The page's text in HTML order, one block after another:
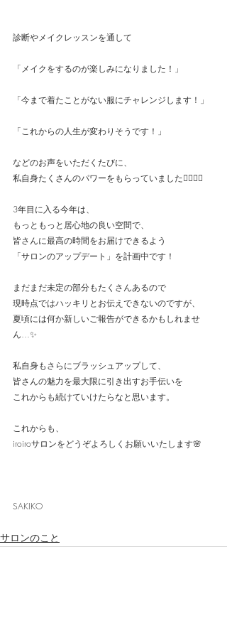
診断やメイクレッスンを通して
「メイクをするのが楽しみになりました！」
「今まで着たことがない服にチャレンジします！」
「これからの人生が変わりそうです！」
などのお声をいただくたびに、
私自身たくさんのパワーをもらっていました❤️‍🔥❤️‍🔥
3年目に入る今年は、
もっともっと居心地の良い空間で、
皆さんに最高の時間をお届けできるよう
「サロンのアップデート」を計画中です！
まだまだ未定の部分もたくさんあるので
現時点ではハッキリとお伝えできないのですが、
夏頃には何か新しいご報告ができるかもしれませ
ん…✨
私自身もさらにブラッシュアップして、
皆さんの魅力を最大限に引き出すお手伝いを
これからも続けていけたらなと思います。
これからも、
iroiroサロンをどうぞよろしくお願いいたします🌸
SAKIKO
サロンのこと